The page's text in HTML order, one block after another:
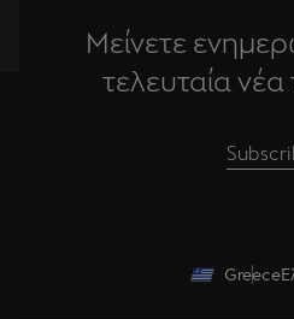
Μείνετε
τελευταία
Greece